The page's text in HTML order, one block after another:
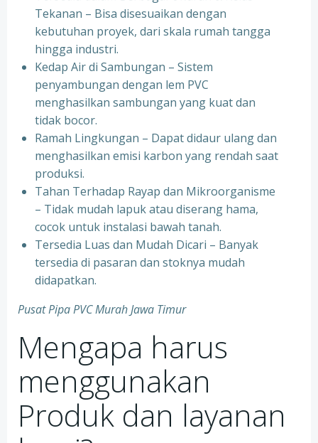
Tekanan – Bisa disesuaikan dengan
kebutuhan proyek, dari skala rumah tangga
hingga industri.
Kedap Air di Sambungan – Sistem
penyambungan dengan lem PVC
menghasilkan sambungan yang kuat dan
tidak bocor.
Ramah Lingkungan – Dapat didaur ulang dan
menghasilkan emisi karbon yang rendah saat
produksi.
Tahan Terhadap Rayap dan Mikroorganisme
– Tidak mudah lapuk atau diserang hama,
cocok untuk instalasi bawah tanah.
Tersedia Luas dan Mudah Dicari – Banyak
tersedia di pasaran dan stoknya mudah
didapatkan.
Pusat Pipa PVC Murah Jawa Timur
Mengapa harus
menggunakan
Produk dan layanan